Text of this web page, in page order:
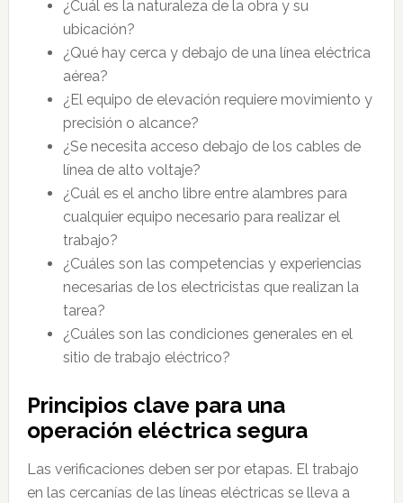
¿Cuál es la naturaleza de la obra y su
ubicación?
¿Qué hay cerca y debajo de una línea eléctrica
aérea?
¿El equipo de elevación requiere movimiento y
precisión o alcance?
¿Se necesita acceso debajo de los cables de
línea de alto voltaje?
¿Cuál es el ancho libre entre alambres para
cualquier equipo necesario para realizar el
trabajo?
¿Cuáles son las competencias y experiencias
necesarias de los electricistas que realizan la
tarea?
¿Cuáles son las condiciones generales en el
sitio de trabajo eléctrico?
Principios clave para una
operación eléctrica segura
Las verificaciones deben ser por etapas. El trabajo
en las cercanías de las líneas eléctricas se lleva a